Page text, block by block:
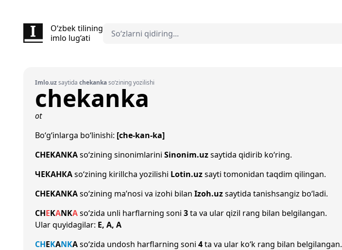
O‘zbek tilining
imlo lug‘ati
Imlo.uzsaytida chekankaso‘zining yozilishi
chekanka
ot
Bo‘g‘inlarga bo‘linishi: [che-kan-ka]
CHEKANKAso‘zining sinonimlarini Sinonim.uzsaytida qidirib ko‘ring.
ЧЕКАНКАso‘zining kirillcha yozilishi Lotin.uzsayti tomonidan taqdim qilingan.
CHEKANKAso‘zining ma’nosi va izohi bilan Izoh.uzsaytida tanishsangiz bo‘ladi.
CHEKANKAso‘zida unli harflarning soni 3ta va ular qizil rang bilan belgilangan.
Ular quyidagilar: E, A, A
CHEKANKAso‘zida undosh harflarning soni 4ta va ular ko‘k rang bilan belgilangan.